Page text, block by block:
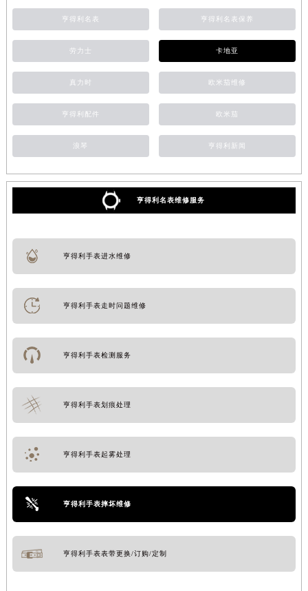
亨得利名表 亨得利名表保养
劳力士 卡地亚
真力时 欧米茄维修
亨得利配件 欧米茄
浪琴 亨得利新闻
亨得利名表维修服务
亨得利手表进水维修
亨得利手表走时问题维修
亨得利手表检测服务
亨得利手表划痕处理
亨得利手表起雾处理
亨得利手表摔坏维修
亨得利手表表带更换/订购/定制